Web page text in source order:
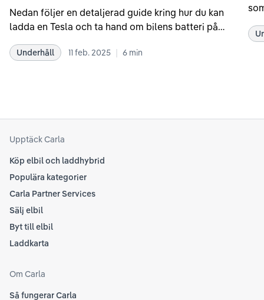
Nedan följer en detaljerad guide kring hur du kan
ladda en Tesla och ta hand om bilens batteri på
rekommendationer samt våra egna erfarenheter
Underhåll 11 feb. 2025 | 6 min
att
Upptäck Carla
Köp elbil och laddhybrid
Populära kategorier
Carla Partner Services
Sälj elbil
Byt till elbil
Laddkarta
Om Carla
Så fungerar Carla